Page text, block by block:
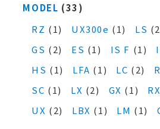
MODEL (33)
RZ (1) UX300e (1) LS
GS (2) ES (1) IS F (1)
HS (1) LFA (1) LC (2)
SC (1) LX (2) GX (1) RX
UX (2) LBX (1) LM (1)